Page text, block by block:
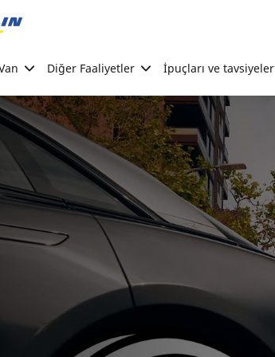
Diğer Faaliyetler İpuçları ve tavsiyeler